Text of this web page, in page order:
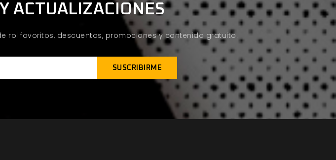
ACTUALIZACIONES
rol favoritos, descuentos, promociones y contenido gratuito.